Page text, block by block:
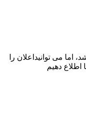
می توانیداعلان را
دهیم